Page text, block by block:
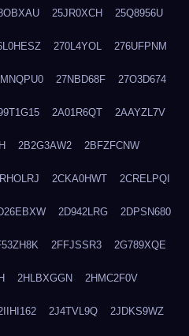
25JR0XCH 25Q8956U
270L4YOL 276UFPNM
27NBD68F 27O3D674
2A01R6QT 2AAYZL7V
2B2G3AW2 2BFZFCNW
2CKA0HWT 2CRELPQI
2D942LRG 2DPSN680
2FFJSSR3 2G789XQE
2HLBXGGN 2HMC2F0V
2J4TVL9Q 2JDKS9WZ